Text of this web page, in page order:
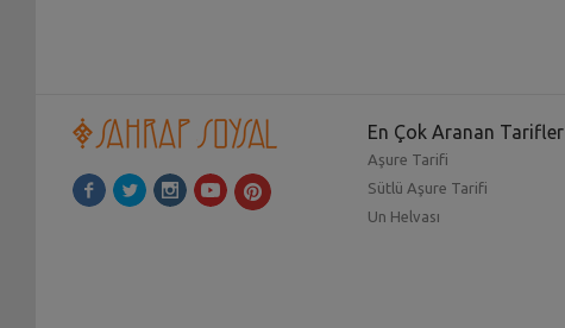
En Çok Aranan Tarifler
Aşure Tarifi
Sütlü Aşure Tarifi
Un Helvası